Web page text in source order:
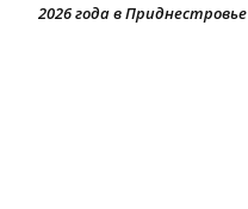
2026 года в Приднестровье